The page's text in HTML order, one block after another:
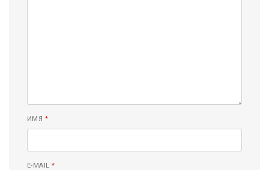
ИМЯ *
E-MAIL*